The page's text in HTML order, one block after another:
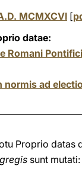
MCMXCVI [
datae:
ad
Proprio datas
sunt